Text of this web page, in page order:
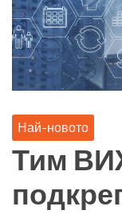
Най-новото
Тим